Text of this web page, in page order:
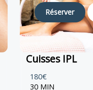
Réserver
Cuisses IPL
180€
30 MIN